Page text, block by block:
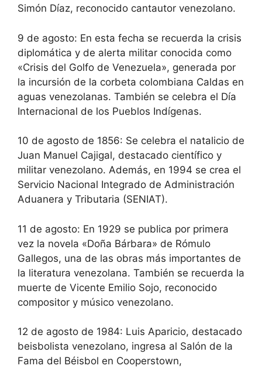
Simón Díaz, reconocido cantautor venezolano.
9 de agosto: En esta fecha se recuerda la crisis
diplomática y de alerta militar conocida como
«Crisis del Golfo de Venezuela», generada por
la incursión de la corbeta colombiana Caldas en
aguas venezolanas. También se celebra el Día
Internacional de los Pueblos Indígenas.
10 de agosto de 1856: Se celebra el natalicio de
Juan Manuel Cajigal, destacado científico y
militar venezolano. Además, en 1994 se crea el
Servicio Nacional Integrado de Administración
Aduanera y Tributaria (SENIAT).
11 de agosto: En 1929 se publica por primera
vez la novela «Doña Bárbara» de Rómulo
Gallegos, una de las obras más importantes de
la literatura venezolana. También se recuerda la
muerte de Vicente Emilio Sojo, reconocido
compositor y músico venezolano.
12 de agosto de 1984: Luis Aparicio, destacado
beisbolista venezolano, ingresa al Salón de la
Fama del Béisbol en Cooperstown,